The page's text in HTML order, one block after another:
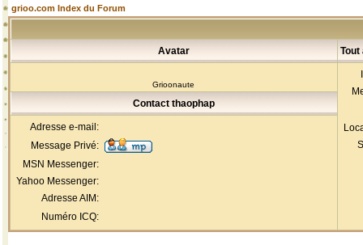
grioo.com Index du Forum
Avatar Tout
Grioonaute
Contact thaophap
Adresse e-mail:
Message Privé:
MSN Messenger:
Yahoo Messenger:
Adresse AIM:
Numéro ICQ: